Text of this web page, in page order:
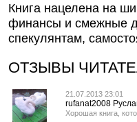
Книга нацелена на
финансы и смежные
спекулянтам,
ОТЗЫВЫ
21.07.2013 23:01
rufanat2008
Хорошая книга,